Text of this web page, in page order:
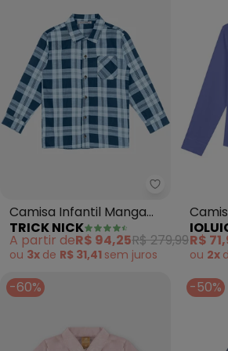
Trick Nick -
Camisa Infantil Manga
Longa (Azul)
TRICK NICK
A partir deR$ 94,25R$ 279,99
ou 3x de R$ 31,41 sem juros
R$
ou 2x
-60% -50%